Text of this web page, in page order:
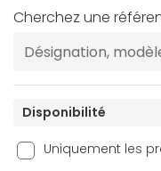
Cherchez une
Disponibilité
Uniquement les